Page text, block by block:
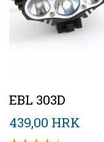
EBL 303D
439,00 HRK